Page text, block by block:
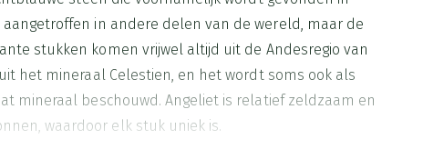
aangetroffen in andere delen van de wereld, maar de
stukken komen vrijwel altijd uit de Andesregio van
het mineraal Celestien, en het wordt soms ook als
mineraal beschouwd. Angeliet is relatief zeldzaam en
waardoor elk stuk uniek is.